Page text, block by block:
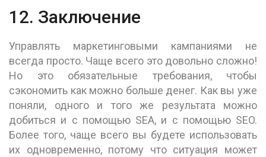
12. Заключение
Управлять маркетинговыми кампаниями не
всегда просто. Чаще всего это довольно сложно!
Но это обязательные требования, чтобы
сэкономить как можно больше денег. Как вы уже
поняли, одного и того же результата можно
добиться и с помощью SEA, и с помощью SEO.
Более того, чаще всего вы будете использовать
их одновременно, потому что ситуация может